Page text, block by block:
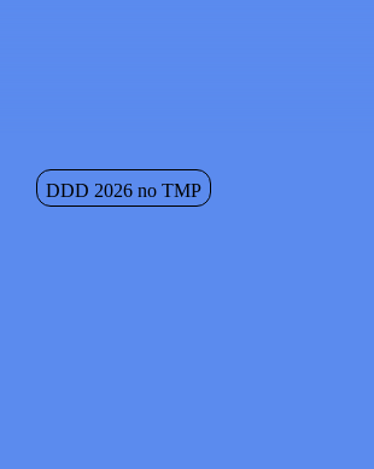
Sinopse
DDD 2026 no TMP